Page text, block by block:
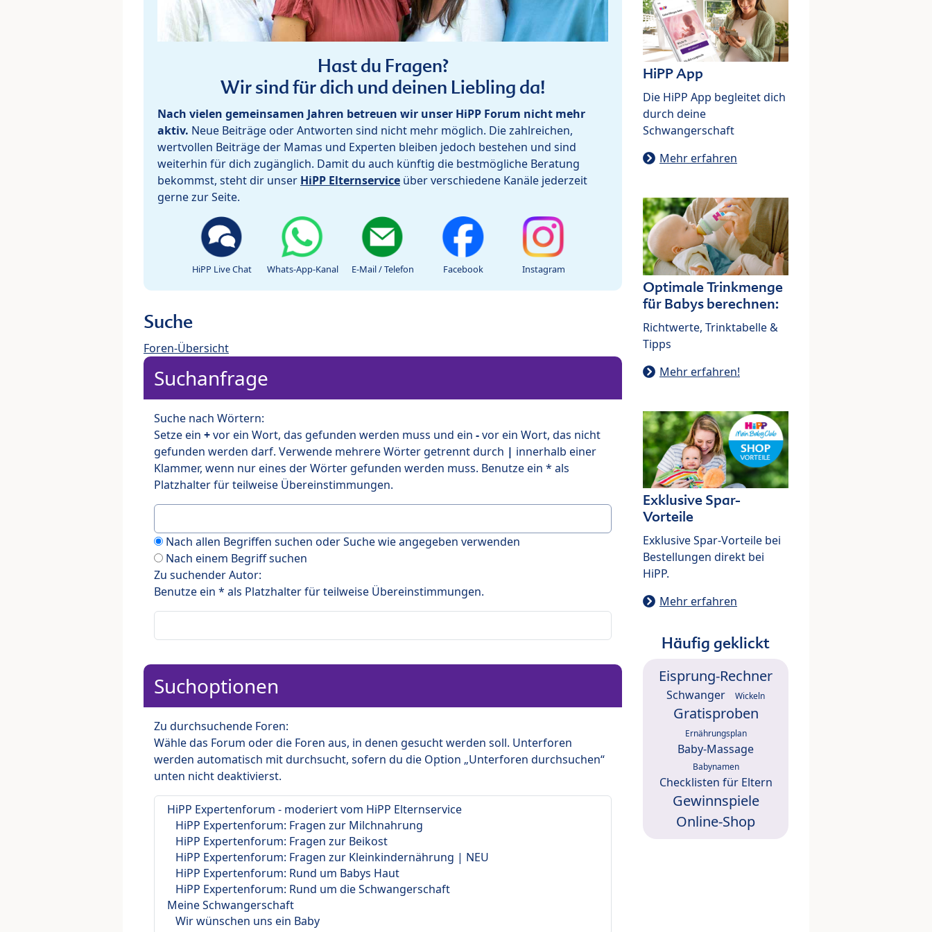
Hast du Fragen?
Wir sind für dich und deinen Liebling da!
Nach vielen gemeinsamen Jahren betreuen wir unser HiPP Forum nicht mehr
aktiv. Neue Beiträge oder Antworten sind nicht mehr möglich. Die zahlreichen,
wertvollen Beiträge der Mamas und Experten bleiben jedoch bestehen und sind
weiterhin für dich zugänglich. Damit du auch künftig die bestmögliche Beratung
bekommst, steht dir unser HiPP Elternservice über verschiedene Kanäle jederzeit
gerne zur Seite.
HiPP Live Chat Whats-App-Kanal E-Mail / Telefon Facebook Instagram
Suche
Foren-Übersicht
Suchanfrage
Suche nach Wörtern:
Setze ein +vor ein Wort, das gefunden werden muss und ein -vor ein Wort, das nicht
gefunden werden darf. Verwende mehrere Wörter getrennt durch | innerhalb einer
Klammer, wenn nur eines der Wörter gefunden werden muss. Benutze ein * als
Platzhalter für teilweise Übereinstimmungen.
Nach allen Begriffen suchen oder Suche wie angegeben verwenden
Nach einem Begriff suchen
Zu suchender Autor:
Benutze ein * als Platzhalter für teilweise Übereinstimmungen.
Suchoptionen
Zu durchsuchende Foren:
Wähle das Forum oder die Foren aus, in denen gesucht werden soll. Unterforen
werden automatisch mit durchsucht, sofern du die Option „Unterforen durchsuchen“
unten nicht deaktivierst.
HiPP App
Die HiPP App begleitet dich
durch deine
Schwangerschaft
Mehr erfahren
Optimale Trinkmenge
für Babys berechnen:
Richtwerte, Trinktabelle &
Tipps
Mehr erfahren!
Exklusive Spar-
Vorteile
Exklusive Spar-Vorteile bei
Bestellungen direkt bei
HiPP.
Mehr erfahren
Häufig geklickt
Eisprung-Rechner
Schwanger Wickeln
Gratisproben
Ernährungsplan
Baby-Massage
Babynamen
Checklisten für Eltern
Gewinnspiele
Online-Shop